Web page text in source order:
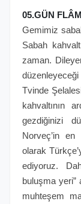
05.GÜN FLÂM
Gemimiz
Sabah
zaman.
Tvinde
kahvaltının
gezdiğinizi
Norveç’in
olarak
ediyoruz.
buluşma yeri”
muhteşem